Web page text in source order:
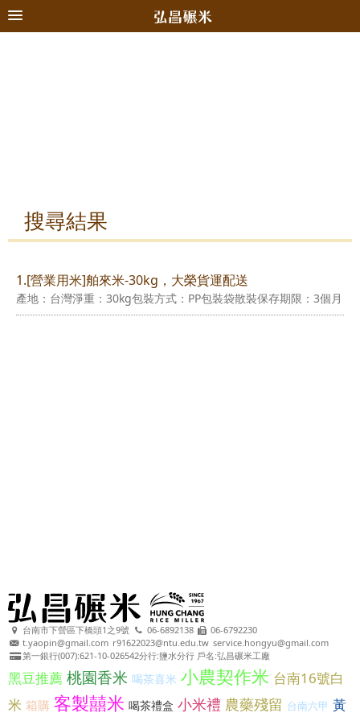
搜尋結果
1.[營業用米]舶來米-30kg，大榮貨運配送
產地：台灣淨重：30kg包裝方式：PP包裝袋散裝保存期限：3個月
台南市下營區下橋頭1之9號 06-6892138
06-6792230
t.yaopin@gmail.com r91622023@ntu.edu.tw service.hongyu@gmail.com
第一銀行(007):621-10-026542分行:鹽水分行 戶名:弘昌碾米工廠
黑豆推薦 桃園香米 喝茶喜米 小農契作米 台南16號白
米 箱購 客製囍米 喝茶禮盒 小米禮 農藥殘留 台南六甲 黃